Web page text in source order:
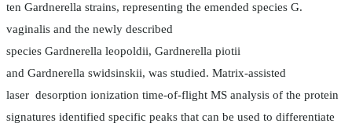
ten Gardnerella strains, representing the emended species G.
vaginalis and the newly described
species Gardnerella leopoldii, Gardnerella piotii
and Gardnerella swidsinskii, was studied. Matrix-assisted
laser desorption ionization time-of-flight MS analysis of the protein
signatures identified specific peaks that can be used to differentiate